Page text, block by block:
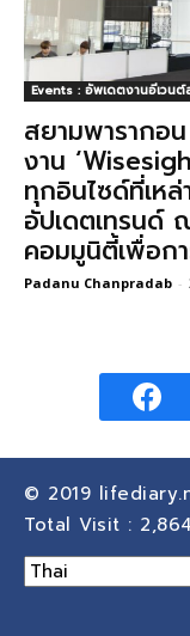
Events : อัพเดตงานอีเวน
สยามพารากอ
งาน
ทุกอินไซด์ที่เห
อัปเดตเทรนด์
คอมมูนิตี้เพื่อก
Padanu Chanpradab -
© 2019
Total Visit :